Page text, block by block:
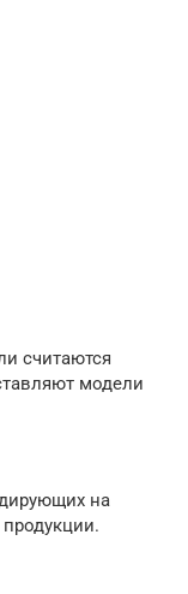
считаются
модели
на